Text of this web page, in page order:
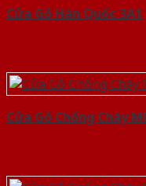
Cửa Gỗ Hàn Quốc 3A1
Cửa Gỗ Chống Cháy